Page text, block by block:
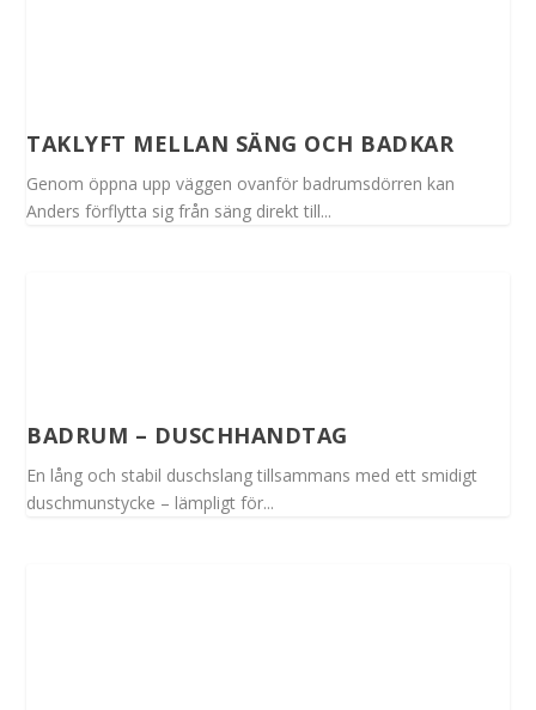
TAKLYFT MELLAN SÄNG OCH BADKAR
Genom öppna upp väggen ovanför badrumsdörren kan
Anders förflytta sig från säng direkt till...
BADRUM – DUSCHHANDTAG
En lång och stabil duschslang tillsammans med ett smidigt
duschmunstycke – lämpligt för...